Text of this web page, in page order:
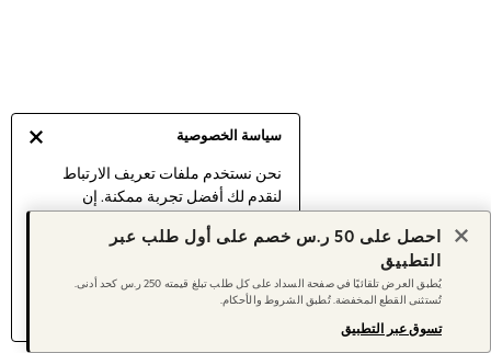
سياسة الخصوصية
نحن نستخدم ملفات تعريف الارتباط
لنقدم لك أفضل تجربة ممكنة. إن
موافقتك على استخدامنا لملفات تعريف
اكتشف المزيد عن إدارة إعدادات ملفات
تعريف الارتباط (الكوكيز).
Sun Hats & Caps
Women's Holiday Shop
Women's Travel Styles
Dresses
Occasionwear
Linen Collection
Tops & T-Shirts
احصل على 50 ر.س خصم على أول طلب عبر
التطبيق
يُطبق العرض تلقائيًا في صفحة السداد على كل طلب تبلغ قيمته 250 ر.س كحد أدنى.
تُستثنى القطع المخفضة. تُطبق الشروط والأحكام.
تسوق عبر التطبيق